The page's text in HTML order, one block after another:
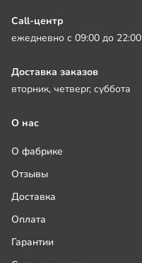
Call-центр
ежедневно с 09:00 до 22:00
Доставка заказов
вторник, четверг, суббота
О нас
О фабрике
Отзывы
Доставка
Оплата
Гарантии